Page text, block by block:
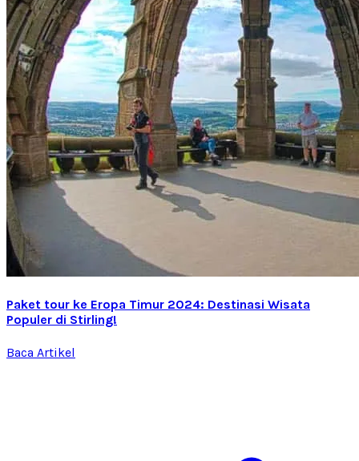
Paket tour ke Eropa Timur 2024: Destinasi Wisata
Populer di Stirling!
Baca Artikel